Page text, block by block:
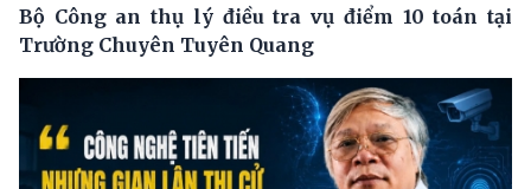
Bộ Công an thụ lý điều tra vụ điểm 10 toán tại
Trường Chuyên Tuyên Quang